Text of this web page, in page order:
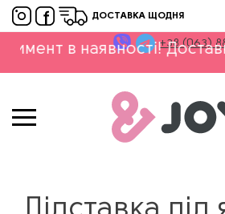
ДОСТАВКА ЩОДНЯ
+38 (063)
в наявності! Доставка по